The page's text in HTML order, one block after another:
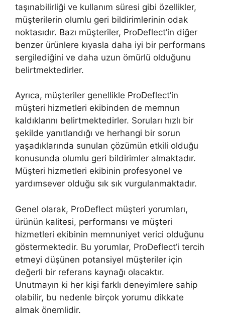
taşınabilirliği ve kullanım süresi gibi özellikler,
müşterilerin olumlu geri bildirimlerinin odak
noktasıdır. Bazı müşteriler, ProDeflect’in diğer
benzer ürünlere kıyasla daha iyi bir performans
sergilediğini ve daha uzun ömürlü olduğunu
belirtmektedirler.
Ayrıca, müşteriler genellikle ProDeflect’in
müşteri hizmetleri ekibinden de memnun
kaldıklarını belirtmektedirler. Soruları hızlı bir
şekilde yanıtlandığı ve herhangi bir sorun
yaşadıklarında sunulan çözümün etkili olduğu
konusunda olumlu geri bildirimler almaktadır.
Müşteri hizmetleri ekibinin profesyonel ve
yardımsever olduğu sık sık vurgulanmaktadır.
Genel olarak, ProDeflect müşteri yorumları,
ürünün kalitesi, performansı ve müşteri
hizmetleri ekibinin memnuniyet verici olduğunu
göstermektedir. Bu yorumlar, ProDeflect’i tercih
etmeyi düşünen potansiyel müşteriler için
değerli bir referans kaynağı olacaktır.
Unutmayın ki her kişi farklı deneyimlere sahip
olabilir, bu nedenle birçok yorumu dikkate
almak önemlidir.